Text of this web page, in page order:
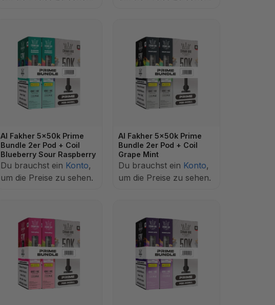
Al Fakher 5x50k Prime
Bundle 2er Pod + Coil
Blueberry Sour Raspberry
Du brauchst ein Konto,
um die Preise zu sehen.
Al Fakher 5x50k Prime
Bundle 2er Pod + Coil
Grape Mint
Du brauchst ein Konto,
um die Preise zu sehen.